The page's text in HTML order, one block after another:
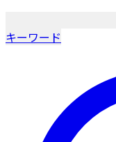
キーワード